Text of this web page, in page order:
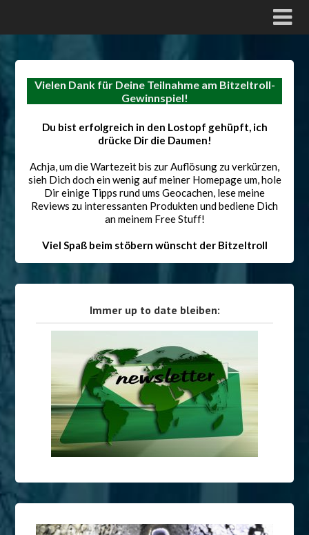
Vielen Dank für Deine Teilnahme am Bitzeltroll-
Gewinnspiel!
Du bist erfolgreich in den Lostopf gehüpft, ich
drücke Dir die Daumen!
Achja, um die Wartezeit bis zur Auflösung zu verkürzen,
sieh Dich doch ein wenig auf meiner Homepage um, hole
Dir einige Tipps rund ums Geocachen, lese meine
Reviews zu interessanten Produkten und bediene Dich
an meinem Free Stuff!
Viel Spaß beim stöbern wünscht der Bitzeltroll
Immer up to date bleiben: